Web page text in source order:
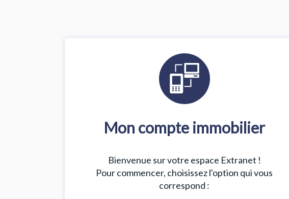
Mon compte immobilier
Bienvenue sur votre espace Extranet !
Pour commencer, choisissez l'option qui vous
correspond :